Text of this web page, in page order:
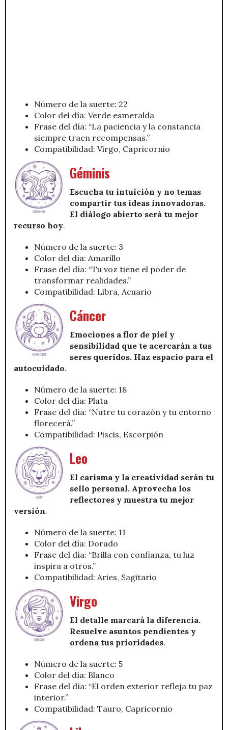
Número de la suerte: 22
Color del día: Verde esmeralda
Frase del día: “La paciencia y la constancia
siempre traen recompensas.”
Compatibilidad: Virgo, Capricornio
Géminis
Escucha tu intuición y no temas
compartir tus ideas innovadoras.
El diálogo abierto será tu mejor
recurso hoy.
Número de la suerte: 3
Color del día: Amarillo
Frase del día: “Tu voz tiene el poder de
transformar realidades.”
Compatibilidad: Libra, Acuario
Cáncer
Emociones a flor de piel y
sensibilidad que te acercarán a tus
seres queridos. Haz espacio para el
autocuidado.
Número de la suerte: 18
Color del día: Plata
Frase del día: “Nutre tu corazón y tu entorno
florecerá.”
Compatibilidad: Piscis, Escorpión
Leo
El carisma y la creatividad serán tu
sello personal. Aprovecha los
reflectores y muestra tu mejor
versión.
Número de la suerte: 11
Color del día: Dorado
Frase del día: “Brilla con confianza, tu luz
inspira a otros.”
Compatibilidad: Aries, Sagitario
Virgo
El detalle marcará la diferencia.
Resuelve asuntos pendientes y
ordena tus prioridades.
Número de la suerte: 5
Color del día: Blanco
Frase del día: “El orden exterior refleja tu paz
interior.”
Compatibilidad: Tauro, Capricornio